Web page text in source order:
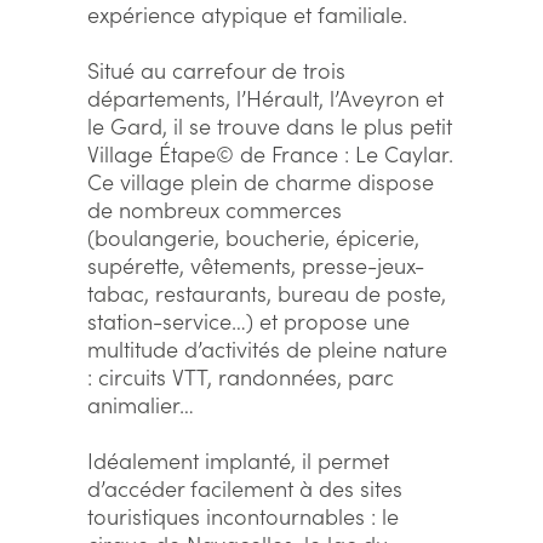
expérience atypique et familiale.
Situé au carrefour de trois
départements, l’Hérault, l’Aveyron et
le Gard, il se trouve dans le plus petit
Village Étape© de France : Le Caylar.
Ce village plein de charme dispose
de nombreux commerces
(boulangerie, boucherie, épicerie,
supérette, vêtements, presse-jeux-
tabac, restaurants, bureau de poste,
station-service…) et propose une
multitude d’activités de pleine nature
: circuits VTT, randonnées, parc
animalier…
Idéalement implanté, il permet
d’accéder facilement à des sites
touristiques incontournables : le